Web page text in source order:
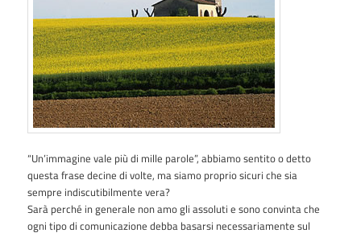
“Un’immagine vale più di mille parole”, abbiamo sentito o detto
questa frase decine di volte, ma siamo proprio sicuri che sia
sempre indiscutibilmente vera?
Sarà perché in generale non amo gli assoluti e sono convinta che
ogni tipo di comunicazione debba basarsi necessariamente sul